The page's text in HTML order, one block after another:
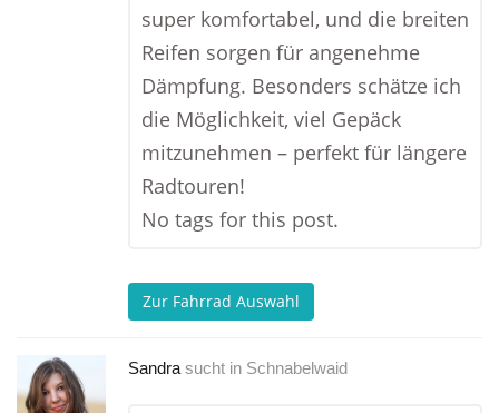
super komfortabel, und die breiten
Reifen sorgen für angenehme
Dämpfung. Besonders schätze ich
die Möglichkeit, viel Gepäck
mitzunehmen – perfekt für längere
Radtouren!
No tags for this post.
Zur Fahrrad Auswahl
Sandra sucht in Schnabelwaid